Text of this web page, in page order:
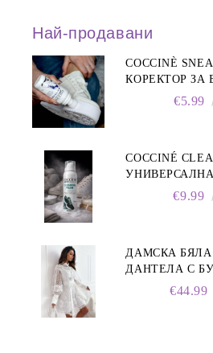
Най-продавани
COCCINÈ
КОРЕКТОР ЗА
€5.99
COCCINÉ
ПЯНА ЗА€9.99
ДАМСКА
ДАНТЕЛА С
€44.99